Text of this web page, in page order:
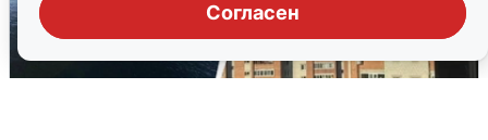
Согласен